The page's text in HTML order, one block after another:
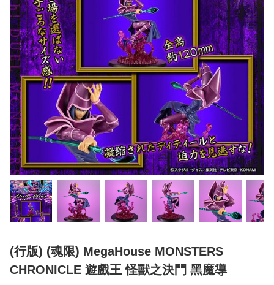
(行版) (魂限) MegaHouse MONSTERS
CHRONICLE 遊戲王 怪獸之決鬥 黑魔導